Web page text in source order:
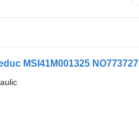
MSI41M001325 NO773727